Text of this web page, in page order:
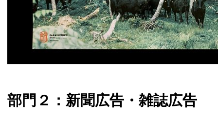
部門２：新聞広告・雑誌広告